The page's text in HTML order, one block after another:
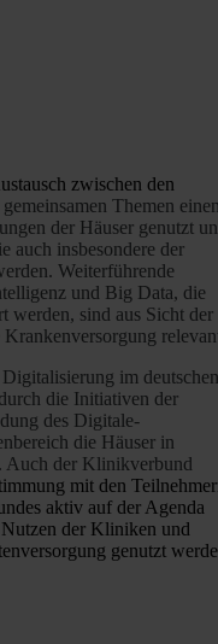
zwischen den
gemeinsamen Themen
der Häuser genutzt
auch insbesondere der
Weiterführende
und Big Data, die
werden, sind aus Sicht der
im
die Initiativen der
des Digitale-
die Häuser in
Auch der Klinikverbund
mit den
aktiv auf der Agenda
der Kliniken und
genutzt